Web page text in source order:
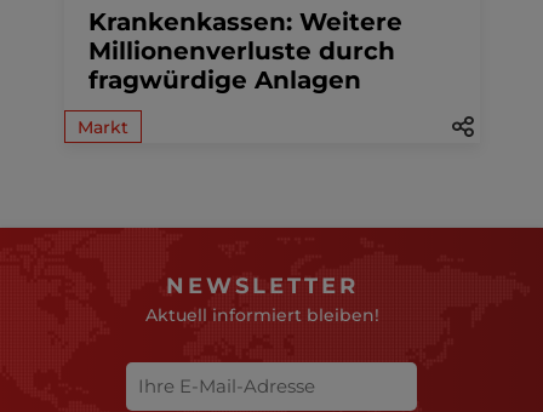
Krankenkassen: Weitere
Millionenverluste durch
fragwürdige Anlagen
Markt
NEWSLETTER
Aktuell informiert bleiben!